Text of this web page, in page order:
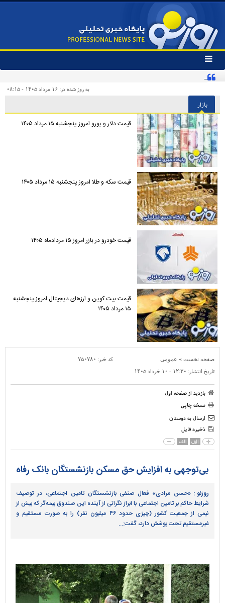
تغییر
وضعیت
منوی
ها
به روز شده در: ۱۶ مرداد ۱۴۰۵ - ۰۸:۱۵
بازار
قیمت دلار و یورو امروز پنجشنبه ۱۵ مرداد ۱۴۰۵
قیمت سکه و طلا امروز پنجشنبه ۱۵ مرداد ۱۴۰۵
قیمت خودرو در بازر امروز ۱۵ مردادماه ۱۴۰۵
قیمت بیت کوین و ارز‌های دیجیتال امروز پنجشنبه
۱۵ مرداد ۱۴۰۵
صفحه نخست » عمومی کد خبر: ۷۵۰۷۸۰
تاریخ انتشار: ۱۲:۲۰ - ۱۰ خرداد ۱۴۰۵
بازدید از صفحه اول
نسخه چاپی
ارسال به دوستان
ذخیره فایل
الف الف
بی‌توجهی به افزایش حق مسکن بازنشستگان بانک رفاه
روزنو : «حسن مرادی» فعال صنفی بازنشستگان تامین اجتماعی، در توصیف
شرایط حاکم بر تامین اجتماعی با ابراز نگرانی از آینده این صندوق بیمه‌گر که بیش از
نیمی از جمعیت کشور (چیزی حدود ۴۶ میلیون نفر) را به صورت مستقیم و
غیرمستقیم تحت پوشش دارد، گفت:...